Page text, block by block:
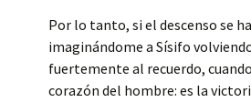
Por lo tanto, si el descenso se
imaginándome a Sísifo
fuertemente al recuerdo,
corazón del hombre: es la